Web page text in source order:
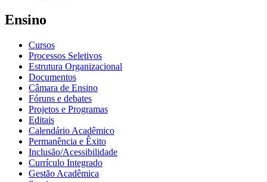
Ensino
Cursos
Processos Seletivos
Estrutura Organizacional
Documentos
Câmara de Ensino
Fóruns e debates
Projetos e Programas
Editais
Calendário Acadêmico
Permanência e Êxito
Inclusão/Acessibilidade
Currículo Integrado
Gestão Acadêmica